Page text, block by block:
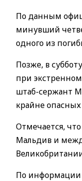
По данным
минувший
одного из
Позже, в
при
штаб-сержант
крайне
Отмечается,
Мальдив и
По информации